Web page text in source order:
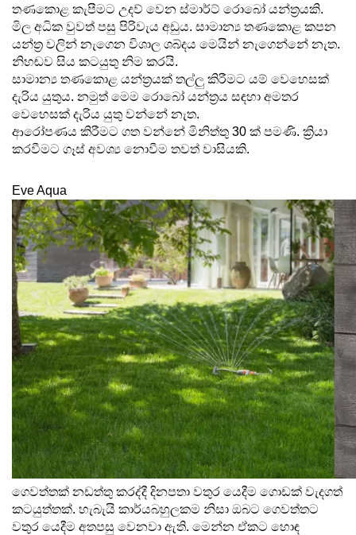
තණකොළ කැපීමට උදව් වෙන ස්මාර්ට් රොබෝ යන්ත්‍රයකි.
මිල අධික වුවත් පසු පිරිවැය අඩුය. සාමාන්‍ය තණකොළ කපන
යන්ත්‍ර වලින් නැගෙන විශාල ශබ්දය මෙයින් නැගෙන්නේ නැත.
නිහඬව සිය කටයුතු නිම කරයි.
සාමාන්‍ය තණකොළ යන්ත්‍රයක් තල්ලු කිරීමට යම් වෙහෙසක්
දැරිය යුතුය. නමුත් මෙම රොබෝ යන්ත්‍රය සඳහා අමතර
වෙහෙසක් දැරිය යුතු වන්නේ නැත.
ආරෝපණය කිරීමට ගත වන්නේ මිනිත්තු 30 ක් පමණි. ක්‍රියා
කරවීමට ගෑස් අවශ්‍ය නොවීම තවත් වාසියකි.
Eve Aqua
ගෙවත්තක් නඩත්තු කරද්දී දිනපතා වතුර යෙදීම ගොඩක් වැදගත්
කටයුත්තක්. හැබැයි කාර්යබහුලකම නිසා ඔබට ගෙවත්තට
වතුර යෙදීම අතපසු වෙනවා ඇති. මෙන්න ඒකට හොඳ